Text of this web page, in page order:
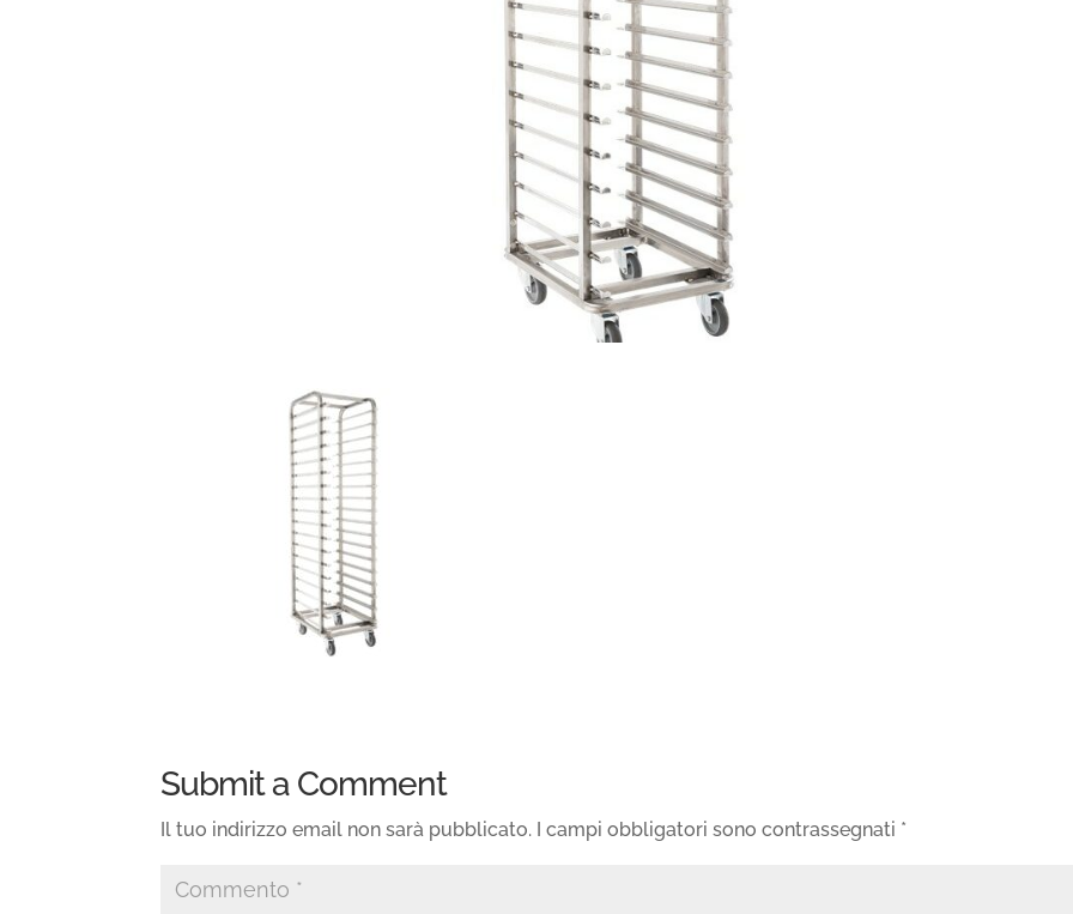
Submit a Comment
Il tuo indirizzo email non sarà pubblicato. I campi obbligatori sono contrassegnati *